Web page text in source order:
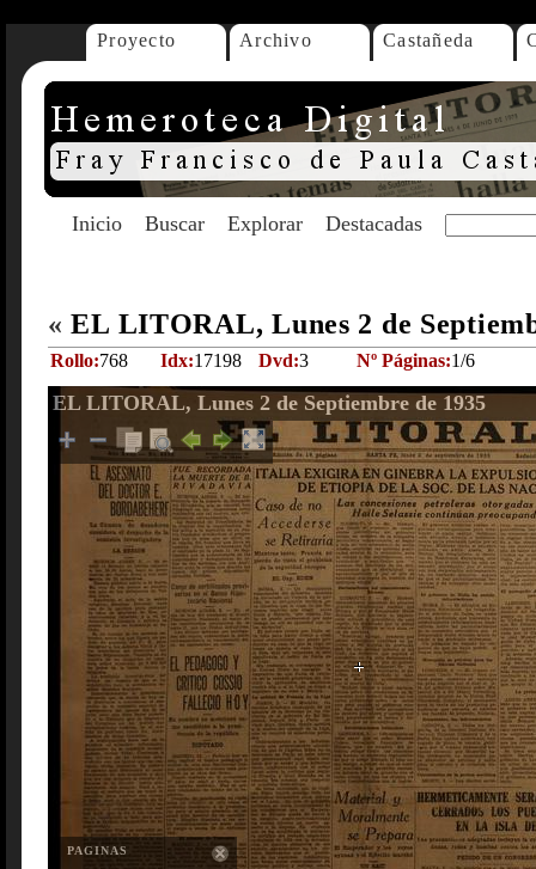
Proyecto Archivo Castañeda
Inicio Buscar Explorar Destacadas
« EL LITORAL, Lunes 2 de
Rollo:768 Idx:17198 Dvd:3 Nº Páginas:1/6
EL LITORAL, Lunes 2 de Septiembre de 1935
PAGINAS